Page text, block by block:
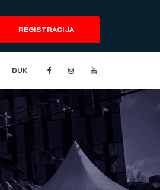
REGISTRACIJA
DUK